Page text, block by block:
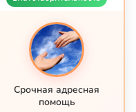
Срочная адресная
помощь